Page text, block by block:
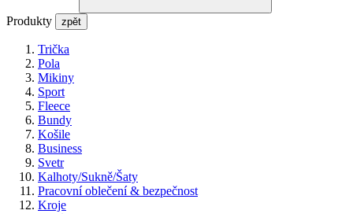
Produkty zpět
Trička
Pola
Mikiny
Sport
Fleece
Bundy
Košile
Business
Svetr
Kalhoty/Sukně/Šaty
Pracovní oblečení & bezpečnost
Kroje